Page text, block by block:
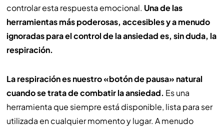
controlar esta respuesta emocional. Una de las
herramientas más poderosas, accesibles y a menudo
ignoradas para el control de la ansiedad es, sin duda, la
respiración.
La respiración es nuestro «botón de pausa» natural
cuando se trata de combatir la ansiedad. Es una
herramienta que siempre está disponible, lista para ser
utilizada en cualquier momento y lugar. A menudo